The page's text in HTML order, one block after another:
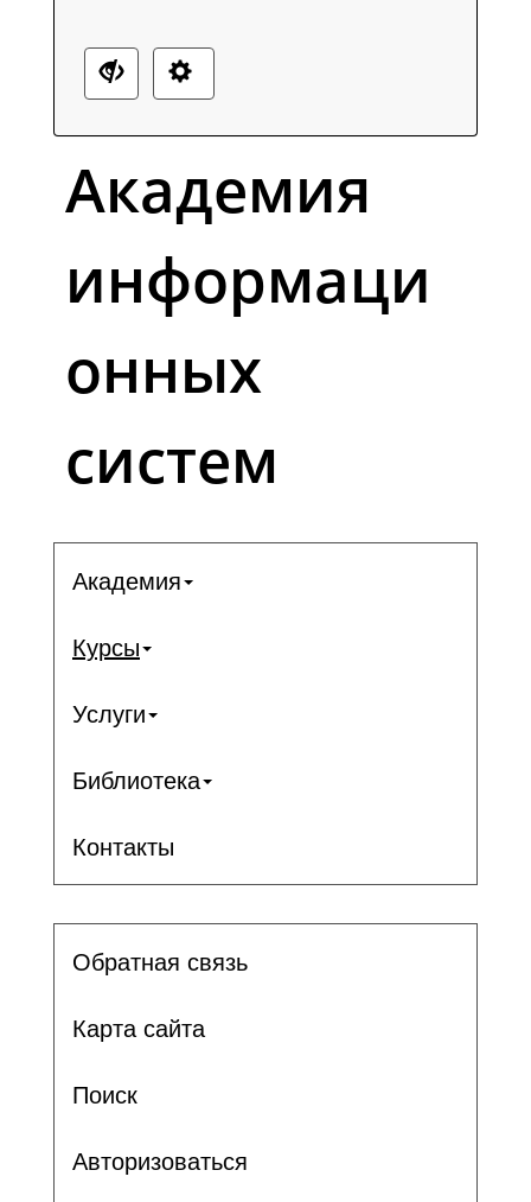
Академия
информаци
онных
систем
Академия
Курсы
Услуги
Библиотека
Контакты
Обратная связь
Карта сайта
Поиск
Авторизоваться